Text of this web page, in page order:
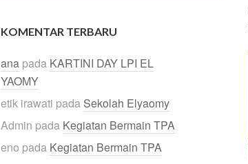
KOMENTAR TERBARU
ana pada KARTINI DAY LPI EL
YAOMY
etik irawati pada Sekolah Elyaomy
Admin pada Kegiatan Bermain TPA
eno pada Kegiatan Bermain TPA